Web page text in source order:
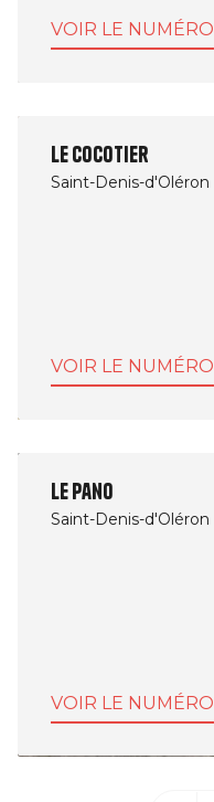
VOIR LE NUMÉRO
Le Cocotier
Saint-Denis-d'Oléron
VOIR LE NUMÉRO
Le Pano
Saint-Denis-d'Oléron
VOIR LE NUMÉRO